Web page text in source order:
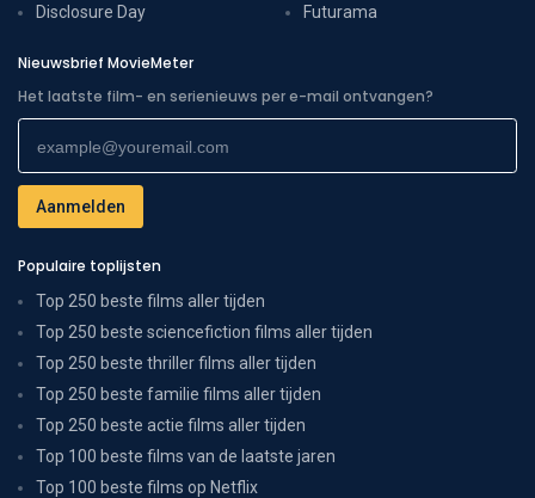
Disclosure Day
Futurama
Nieuwsbrief MovieMeter
Het laatste film- en serienieuws per e-mail ontvangen?
Populaire toplijsten
Top 250 beste films aller tijden
Top 250 beste sciencefiction films aller tijden
Top 250 beste thriller films aller tijden
Top 250 beste familie films aller tijden
Top 250 beste actie films aller tijden
Top 100 beste films van de laatste jaren
Top 100 beste films op Netflix